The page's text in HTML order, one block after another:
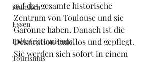
räumlich
Essen
Industrietourismus
Tourismus
auf das gesamte historische
Zentrum von Toulouse und sie
Garonne haben. Danach ist die
Dekoration tadellos und gepflegt.
Sie werden sich sofort in einem